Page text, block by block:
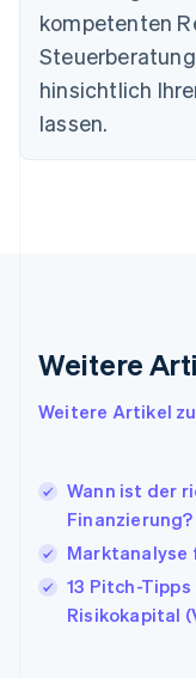
kompetenten
hinsichtlich
lassen.
Weitere
Weitere Artikel
Wann ist der
Finanzierung?
13 Pitch-
Risikokapital
Festlandchina
简体中文 English
Finnland
EnglishSvenska
Frankreich
Français
Italien
Italiano English
Japan
日本語 English
Kroatien
EnglishItaliano
Lettland
Liechtenstein
DeutschEnglish